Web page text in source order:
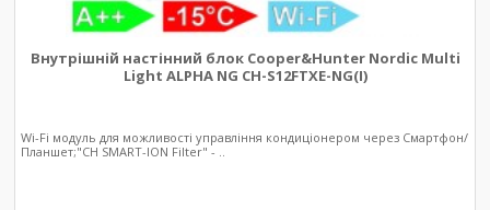
Внутрішній настінний блок Cooper&Hunter Nordic Multi
Light ALPHA NG CH-S12FTXE-NG(I)
Wi-Fi модуль для можливості управління кондиціонером через Смартфон/
Планшет;"CH SMART-ION Filter" - ..